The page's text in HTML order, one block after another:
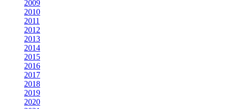
2009
2010
2011
2012
2013
2014
2015
2016
2017
2018
2019
2020